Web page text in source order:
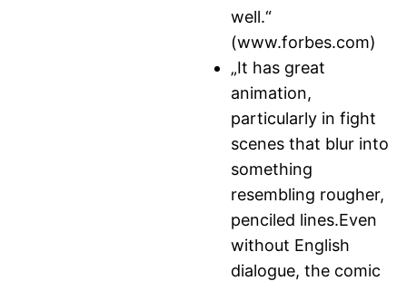
well.“
(www.forbes.com)
„It has great
animation,
particularly in fight
scenes that blur into
something
resembling rougher,
penciled lines.Even
without English
dialogue, the comic